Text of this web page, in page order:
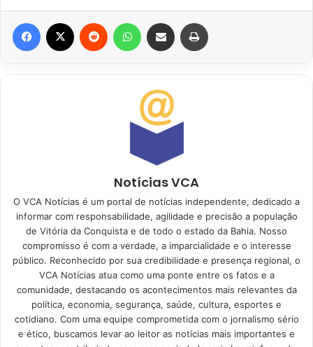
Facebook Reddit WhatsAppCompartilhar via e-mail
Notícias VCA
O VCA Notícias é um portal de notícias independente, dedicado a
informar com responsabilidade, agilidade e precisão a população
de Vitória da Conquista e de todo o estado da Bahia. Nosso
compromisso é com a verdade, a imparcialidade e o interesse
público. Reconhecido por sua credibilidade e presença regional, o
VCA Notícias atua como uma ponte entre os fatos e a
comunidade, destacando os acontecimentos mais relevantes da
política, economia, segurança, saúde, cultura, esportes e
cotidiano. Com uma equipe comprometida com o jornalismo sério
e ético, buscamos levar ao leitor as notícias mais importantes e